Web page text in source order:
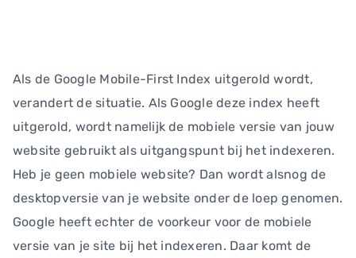
Als de Google Mobile-First Index uitgerold wordt,
verandert de situatie. Als Google deze index heeft
uitgerold, wordt namelijk de mobiele versie van jouw
website gebruikt als uitgangspunt bij het indexeren.
Heb je geen mobiele website? Dan wordt alsnog de
desktopversie van je website onder de loep genomen.
Google heeft echter de voorkeur voor de mobiele
versie van je site bij het indexeren. Daar komt de